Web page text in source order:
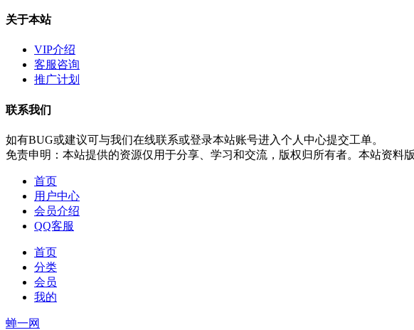
关于本站
VIP介绍
客服咨询
推广计划
联系我们
如有BUG或建议可与我们在线联系或登录本站账号进入个人中心提交工单。
免责申明：本站提供的资源仅用于分享、学习和交流，版权归所有者。本站资料
首页
用户中心
会员介绍
QQ客服
首页
分类
会员
我的
蝉一网